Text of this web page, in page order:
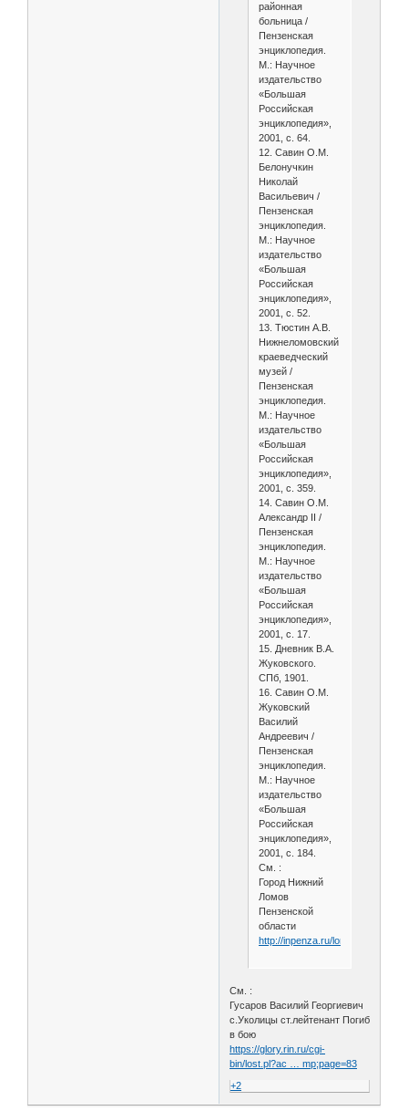
районная
больница /
Пензенская
энциклопедия.
М.: Научное
издательство
«Большая
Российская
энциклопедия»,
2001, с. 64.
12. Савин О.М.
Белонучкин
Николай
Васильевич /
Пензенская
энциклопедия.
М.: Научное
издательство
«Большая
Российская
энциклопедия»,
2001, с. 52.
13. Тюстин А.В.
Нижнеломовский
краеведческий
музей /
Пензенская
энциклопедия.
М.: Научное
издательство
«Большая
Российская
энциклопедия»,
2001, с. 359.
14. Савин О.М.
Александр II /
Пензенская
энциклопедия.
М.: Научное
издательство
«Большая
Российская
энциклопедия»,
2001, с. 17.
15. Дневник В.А.
Жуковского.
СПб, 1901.
16. Савин О.М.
Жуковский
Василий
Андреевич /
Пензенская
энциклопедия.
М.: Научное
издательство
«Большая
Российская
энциклопедия»,
2001, с. 184.
См. :
Город Нижний
Ломов
Пензенской
области
http://inpenza.ru/lomov/index.php
См. :
Гусаров Василий Георгиевич
с.Уколицы ст.лейтенант Погиб
в бою
https://glory.rin.ru/cgi-
bin/lost.pl?ac … mp;page=83
+2